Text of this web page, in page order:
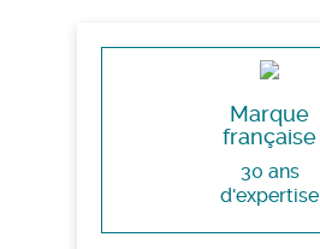
Marque
française
30 ans
d'expertise